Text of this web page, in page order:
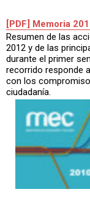
[PDF] Memoria
Resumen de las
2012 y de las
durante el primer
recorrido responde
con los
ciudadanía.